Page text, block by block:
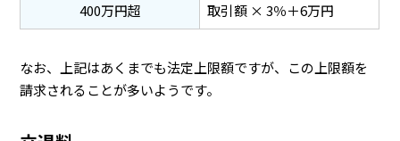
400万円超
取引額 × 3％＋6万円
なお、上記はあくまでも法定上限額ですが、この上限額を
請求されることが多いようです。